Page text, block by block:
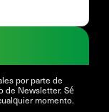
por parte de
de Newsletter. Sé
momento.